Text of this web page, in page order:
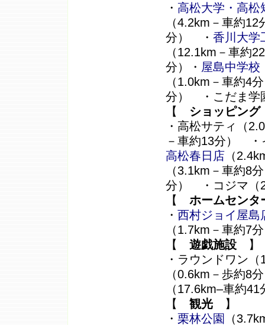
・ 高松大学・高松
（4.2km－車約
分） ・ 香川大学
（12.1km－車約
分）・ 屋島中学校
（1.0km－車約4
分） ・こだま学
【 ショッピング
・高松サティ（
－車約13分） ・
高松春日店 （
（3.1km－車約8
分） ・コジマ（
【 ホームセンタ
・ 西村ジョイ屋島
（1.7km－車約7
【 遊戯施設 】
・ラウンドワン
（0.6km－歩約8
（17.6km–車約41
【 観光 】
・ 栗林公園
（